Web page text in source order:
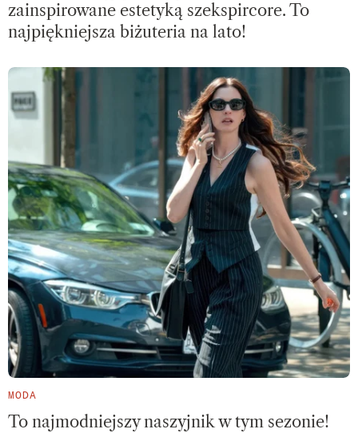
zainspirowane estetyką szekspircore. To
najpiękniejsza biżuteria na lato!
MODA
To najmodniejszy naszyjnik w tym sezonie!